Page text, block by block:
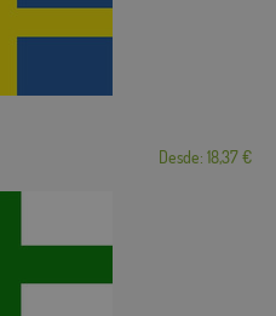
Desde: 18,37 €